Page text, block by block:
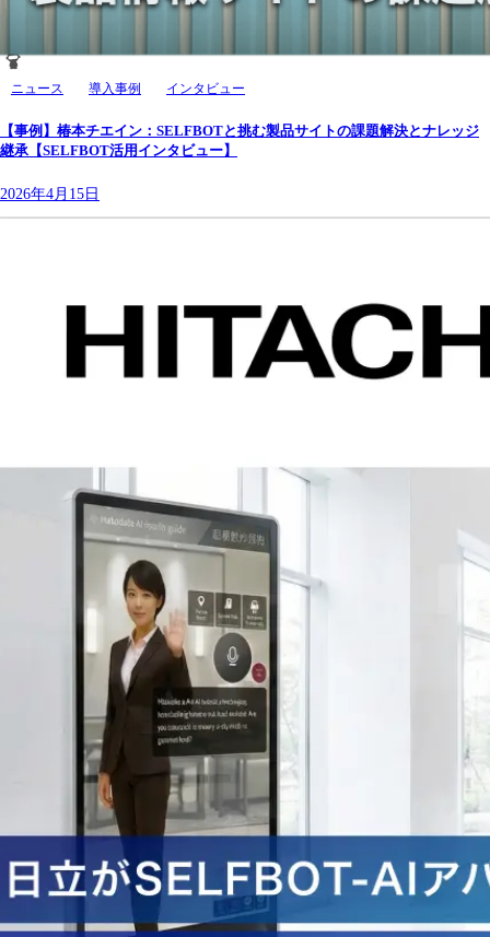
ニュース 導入事例 インタビュー
【事例】椿本チエイン：SELFBOTと挑む製品サイトの課題解決とナレッジ
継承【SELFBOT活用インタビュー】
2026年4月15日